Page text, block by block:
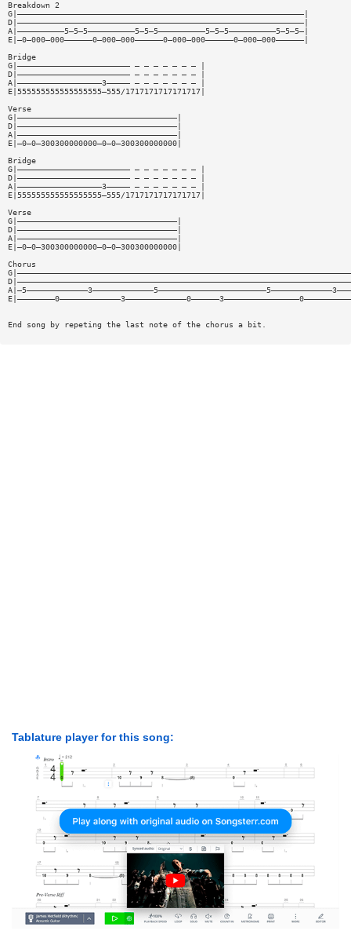
Breakdown 2
G|—————————————————————————————————————————————————————————————|
D|—————————————————————————————————————————————————————————————|
A|——————————5—5—5——————————5—5—5——————————5—5—5——————————5—5—5—|
E|—0—000—000——————0—000—000——————0—000—000——————0—000—000——————|
Bridge
G|———————————————————————— — — — — — — — |
D|———————————————————————— — — — — — — — |
A|——————————————————3————— — — — — — — — |
E|555555555555555555—555/1717171717171717|
Verse
G|——————————————————————————————————|
D|——————————————————————————————————|
A|——————————————————————————————————|
E|—0—0—300300000000—0—0—300300000000|
Bridge
G|———————————————————————— — — — — — — — |
D|———————————————————————— — — — — — — — |
A|——————————————————3————— — — — — — — — |
E|555555555555555555—555/1717171717171717|
Verse
G|——————————————————————————————————|
D|——————————————————————————————————|
A|——————————————————————————————————|
E|—0—0—300300000000—0—0—300300000000|
Chorus
End song by repeting the last note of the chorus a bit.
Tablature player for this song: